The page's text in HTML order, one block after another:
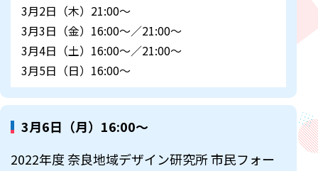
3月2日（木）21:00～
3月3日（金）16:00～／21:00～
3月4日（土）16:00～／21:00～
3月5日（日）16:00～
3月6日（月）16:00～
2022年度 奈良地域デザイン研究所 市民フォー